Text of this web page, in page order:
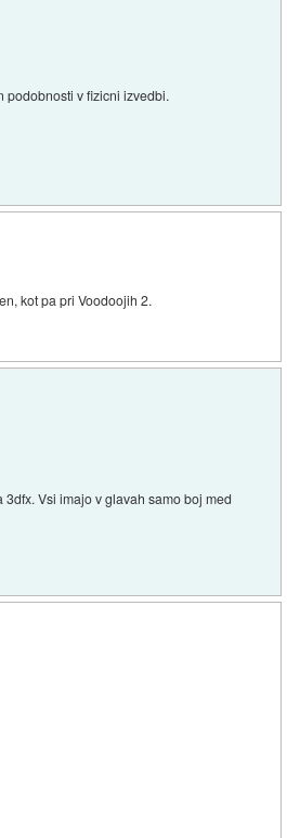
podobnosti v fizicni izvedbi.
kot pa pri Voodoojih 2.
Vsi imajo v glavah samo boj med